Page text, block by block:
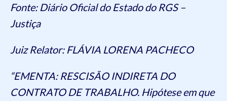
Fonte: Diário Oficial do Estado do RGS –
Justiça
Juiz Relator: FLÁVIA LORENA PACHECO
“EMENTA: RESCISÃO INDIRETA DO
CONTRATO DE TRABALHO. Hipótese em que